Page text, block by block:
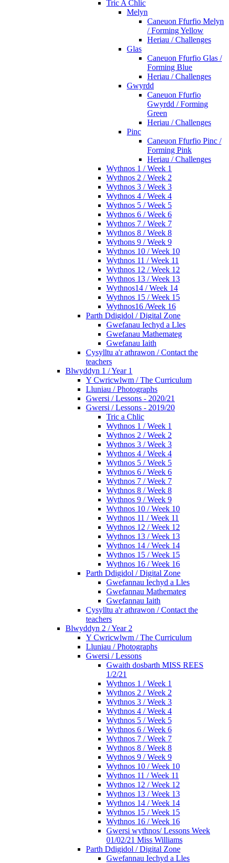
Tric A Chlic
Melyn
Caneuon Ffurfio Melyn
/ Forming Yellow
Heriau / Challenges
Glas
Caneuon Ffurfio Glas /
Forming Blue
Heriau / Challenges
Gwyrdd
Caneuon Ffurfio
Gwyrdd / Forming
Green
Heriau / Challenges
Pinc
Caneuon Ffurfio Pinc /
Forming Pink
Heriau / Challenges
Wythnos 1 / Week 1
Wythnos 2 / Week 2
Wythnos 3 / Week 3
Wythnos 4 / Week 4
Wythnos 5 / Week 5
Wythnos 6 / Week 6
Wythnos 7 / Week 7
Wythnos 8 / Week 8
Wythons 9 / Week 9
Wythnos 10 / Week 10
Wythnos 11 / Week 11
Wythnos 12 / Week 12
Wythnos 13 / Week 13
Wythnos14 / Week 14
Wythnos 15 / Week 15
Wythnos16 /Week 16
Parth Ddigidol / Digital Zone
Gwefanau Iechyd a Lles
Gwefanau Mathemateg
Gwefanau Iaith
Cysylltu a'r athrawon / Contact the
teachers
Blwyddyn 1 / Year 1
Y Cwricwlwm / The Curriculum
Lluniau / Photographs
Gwersi / Lessons - 2020/21
Gwersi / Lessons - 2019/20
Tric a Chlic
Wythnos 1 / Week 1
Wythnos 2 / Week 2
Wythnos 3 / Week 3
Wythnos 4 / Week 4
Wythnos 5 / Week 5
Wythnos 6 / Week 6
Wythnos 7 / Week 7
Wythnos 8 / Week 8
Wythnos 9 / Week 9
Wythnos 10 / Week 10
Wythnos 11 / Week 11
Wythnos 12 / Week 12
Wythnos 13 / Week 13
Wythnos 14 / Week 14
Wythnos 15 / Week 15
Wythnos 16 / Week 16
Parth Ddigidol / Digital Zone
Gwefannau Iechyd a Lles
Gwefannau Mathemateg
Gwefannau Iaith
Cysylltu a'r athrawon / Contact the
teachers
Blwyddyn 2 / Year 2
Y Cwricwlwm / The Curriculum
Lluniau / Photographs
Gwersi / Lessons
Gwaith dosbarth MISS REES
1/2/21
Wythnos 1 / Week 1
Wythnos 2 / Week 2
Wythnos 3 / Week 3
Wythnos 4 / Week 4
Wythnos 5 / Week 5
Wythnos 6 / Week 6
Wythnos 7 / Week 7
Wythnos 8 / Week 8
Wythnos 9 / Week 9
Wythnos 10 / Week 10
Wythnos 11 / Week 11
Wythnos 12 / Week 12
Wythnos 13 / Week 13
Wythnos 14 / Week 14
Wythnos 15 / Week 15
Wythnos 16 / Week 16
Gwersi wythnos/ Lessons Week
01/02/21 Miss Williams
Parth Ddigidol / Digital Zone
Gwefannau Iechyd a Lles